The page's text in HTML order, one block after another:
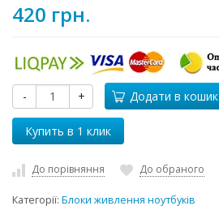
420 грн.
- + Додати в кошик
До порівняння До обраного
Категорії: Блоки живлення ноутбуків